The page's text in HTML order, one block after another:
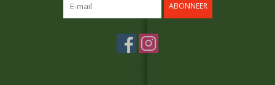
ABONNEER